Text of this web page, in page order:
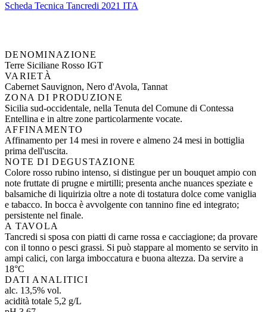
Scheda Tecnica Tancredi 2021 ITA
DENOMINAZIONE
Terre Siciliane Rosso IGT
VARIETÀ
Cabernet Sauvignon, Nero d'Avola, Tannat
ZONA DI PRODUZIONE
Sicilia sud-occidentale, nella Tenuta del Comune di Contessa
Entellina e in altre zone particolarmente vocate.
AFFINAMENTO
Affinamento per 14 mesi in rovere e almeno 24 mesi in bottiglia
prima dell'uscita.
NOTE DI DEGUSTAZIONE
Colore rosso rubino intenso, si distingue per un bouquet ampio con
note fruttate di prugne e mirtilli; presenta anche nuances speziate e
balsamiche di liquirizia oltre a note di tostatura dolce come vaniglia
e tabacco. In bocca è avvolgente con tannino fine ed integrato;
persistente nel finale.
A TAVOLA
Tancredi si sposa con piatti di carne rossa e cacciagione; da provare
con il tonno o pesci grassi. Si può stappare al momento se servito in
ampi calici, con larga imboccatura e buona altezza. Da servire a
18°C
DATI ANALITICI
alc. 13,5% vol.
acidità totale 5,2 g/L